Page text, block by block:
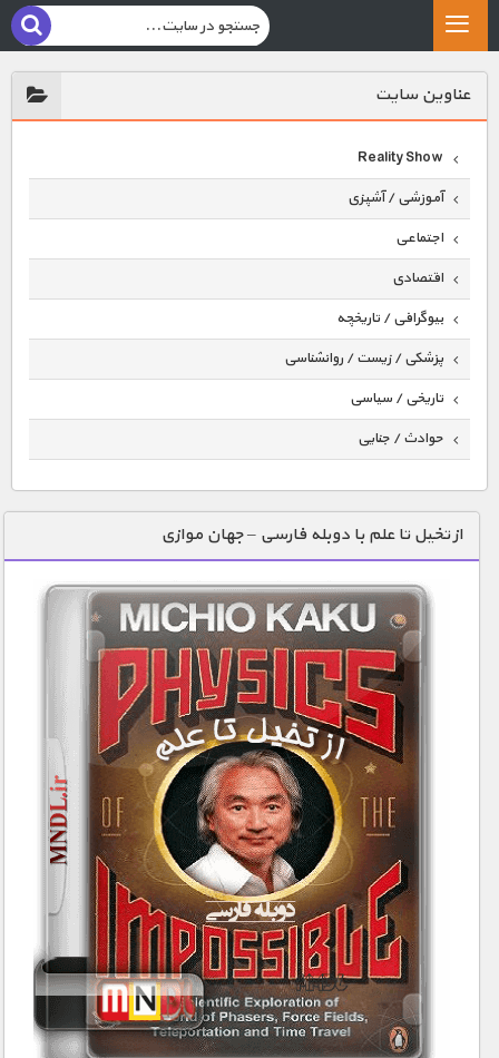
عناوين سايت
Reality Show
آموزشی / آشپزی
اجتماعی
اقتصادی
بیوگرافی / تاریخچه
پزشکی / زیست / روانشناسی
تاریخی / سیاسی
حوادث / جنایی
دنیای خوراکی ها
زمین شناسی / محیط زیست
سازه/ معماری/ مهندسی
سرگرمی
شناخت کودکان
علم و فناوری
فرهنگ / هنر
کیهان / نجوم
گردشگری
ماورایی
مسابقات / ورزشی
مستند های اختصاصی
از تخیل تا علم با دوبله فارسی – جهان موازی